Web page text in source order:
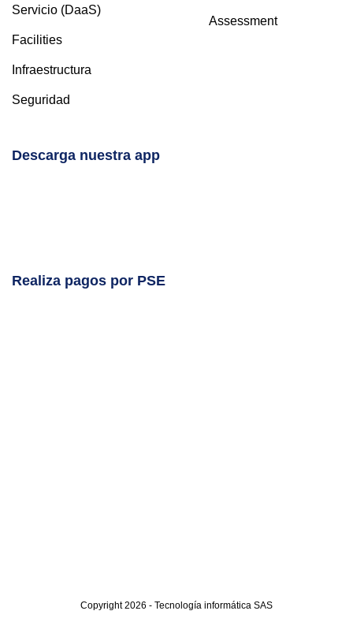
Servicio (DaaS)
Facilities
Infraestructura
Seguridad
Assessment
Descarga nuestra app
Realiza pagos por PSE
Copyright 2026 - Tecnología informática SAS